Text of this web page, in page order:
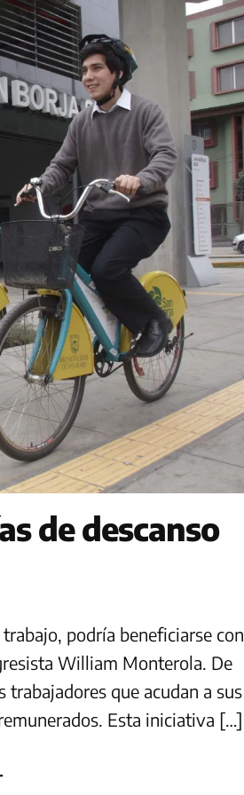
de descanso
podría beneficiarse con
William Monterola. De
que acudan a sus
Esta iniciativa […]